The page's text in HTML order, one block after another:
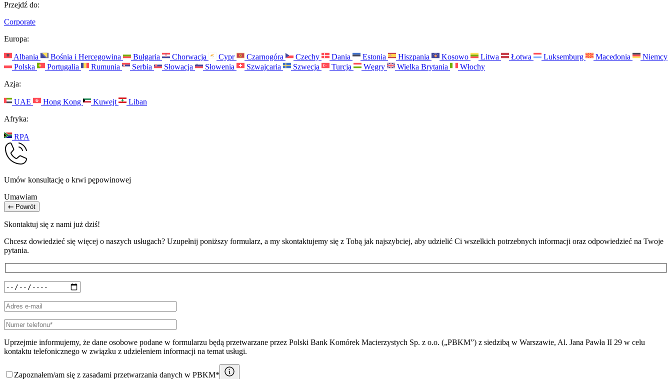
Przejdź do:
Corporate
Europa:
Albania Bośnia i Hercegowina Bułgaria Chorwacja Cypr Czarnogóra Czechy Dania Estonia Hiszpania Kosowo Litwa Łotwa Luksemburg Macedonia
Niemcy
Polska
Portugalia Rumunia Serbia Słowacja Słowenia Szwajcaria Szwecja Turcja Węgry Wielka Brytania
Włochy
Azja:
UAE Hong Kong Kuwejt
Liban
Afryka:
RPA
Umów konsultację o krwi pępowinowej
Umawiam
Powrót
Skontaktuj się z nami już dziś!
Chcesz dowiedzieć się więcej o naszych usługach? Uzupełnij poniższy formularz, a my skontaktujemy się z Tobą jak najszybciej, aby udzielić Ci wszelkich potrzebnych informacji oraz odpowiedzieć na Twoje
pytania.
Uprzejmie informujemy, że dane osobowe podane w formularzu będą przetwarzane przez Polski Bank Komórek Macierzystych Sp. z o.o. („PBKM”) z siedzibą w Warszawie, Al. Jana Pawła II 29 w celu
kontaktu telefonicznego w związku z udzieleniem informacji na temat usługi.
Zapoznałem/am się z zasadami przetwarzania danych w PBKM*